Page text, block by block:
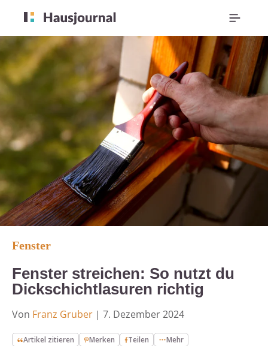
Fenster
Fenster streichen: So nutzt du
Dickschichtlasuren richtig
Von Franz Gruber | 7. Dezember 2024
Artikel zitieren Merken Teilen Mehr